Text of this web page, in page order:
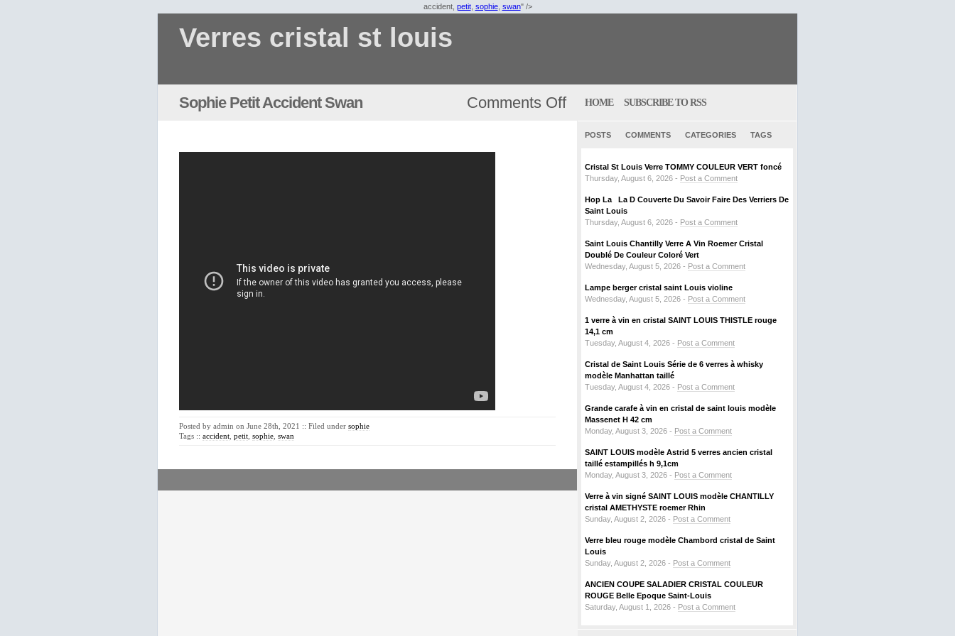
accident, petit, sophie, swan" />
Verres cristal st louis
Sophie Petit Accident Swan Comments Off
Posted by admin on June 28th, 2021 :: Filed under sophie
Tags :: accident petit sophie swan
HOME SUBSCRIBE TO RSS
POSTS COMMENTS CATEGORIES TAGS
Cristal St Louis Verre TOMMY COULEUR VERT foncé
Thursday, August 6, 2026 - Post a Comment
Hop La La D Couverte Du Savoir Faire Des Verriers De
Saint Louis
Thursday, August 6, 2026 - Post a Comment
Saint Louis Chantilly Verre A Vin Roemer Cristal
Doublé De Couleur Coloré Vert
Wednesday, August 5, 2026 - Post a Comment
Lampe berger cristal saint Louis violine
Wednesday, August 5, 2026 - Post a Comment
1 verre à vin en cristal SAINT LOUIS THISTLE rouge
14,1 cm
Tuesday, August 4, 2026 - Post a Comment
Cristal de Saint Louis Série de 6 verres à whisky
modèle Manhattan taillé
Tuesday, August 4, 2026 - Post a Comment
Grande carafe à vin en cristal de saint louis modèle
Massenet H 42 cm
Monday, August 3, 2026 - Post a Comment
SAINT LOUIS modèle Astrid 5 verres ancien cristal
taillé estampillés h 9,1cm
Monday, August 3, 2026 - Post a Comment
Verre à vin signé SAINT LOUIS modèle CHANTILLY
cristal AMETHYSTE roemer Rhin
Sunday, August 2, 2026 - Post a Comment
Verre bleu rouge modèle Chambord cristal de Saint
Louis
Sunday, August 2, 2026 - Post a Comment
ANCIEN COUPE SALADIER CRISTAL COULEUR
ROUGE Belle Epoque Saint-Louis
Saturday, August 1, 2026 - Post a Comment